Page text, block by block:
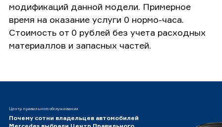
модификаций данной модели. Примерное
время на оказание услуги 0 нормо-часа.
Стоимость от 0 рублей без учета расходных
материаллов и запасных частей.
Центр правильного обслуживания
Почему сотни владельцев автомобилей